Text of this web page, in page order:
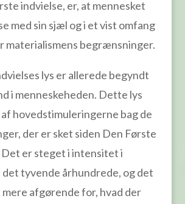
indvielse, er, at mennesket
med sin sjæl og i et vist omfang
materialismens begrænsninger.
lys er allerede begyndt
i menneskeheden. Dette lys
hovedstimuleringerne bag de
der er sket siden Den Første
er steget i intensitet i
tyvende århundrede, og det
afgørende for, hvad der